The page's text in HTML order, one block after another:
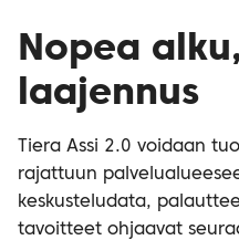
Nopea
laajennus
Tiera Assi 2.0 voidaan
rajattuun
keskusteludata,
tavoitteet ohjaavat